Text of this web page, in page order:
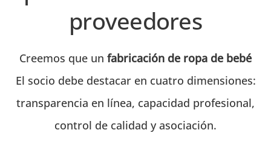
proveedores
Creemos que un fabricación de ropa de bebé
El socio debe destacar en cuatro dimensiones:
transparencia en línea, capacidad profesional,
control de calidad y asociación.